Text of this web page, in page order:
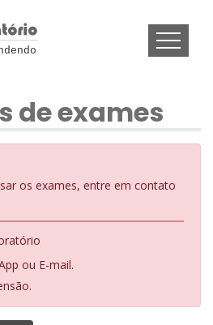
de exames
os exames, entre em contato
ou E-mail.